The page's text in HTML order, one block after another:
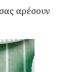
αρέσουν